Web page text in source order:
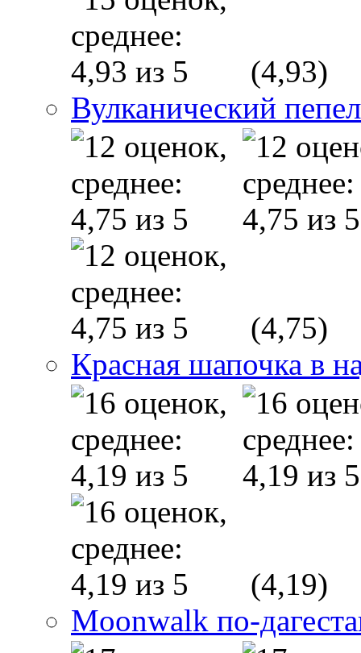
(4,93)
Вулканический
(4,75)
Красная шапочка в
(4,19)
Moonwalk по-